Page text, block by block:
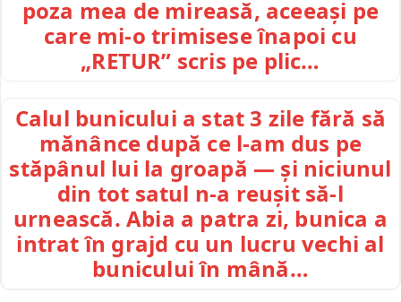
poza mea de mireasă, aceeași pe
care mi-o trimisese înapoi cu
„RETUR” scris pe plic…
Calul bunicului a stat 3 zile fără să
mănânce după ce l-am dus pe
stăpânul lui la groapă — și niciunul
din tot satul n-a reușit să-l
urnească. Abia a patra zi, bunica a
intrat în grajd cu un lucru vechi al
bunicului în mână…